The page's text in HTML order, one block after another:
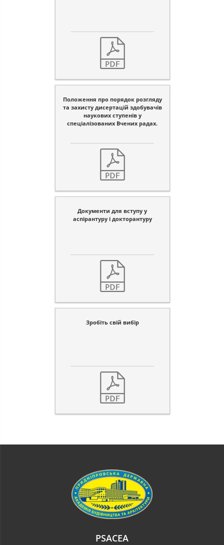
Положення про порядок розгляду
та захисту дисертацій здобувачів
наукових ступенів у
спеціалізованих Вчених радах.
Документи для вступу у
аспірантуру і докторантуру
Зробіть свій вибір
PSACEA